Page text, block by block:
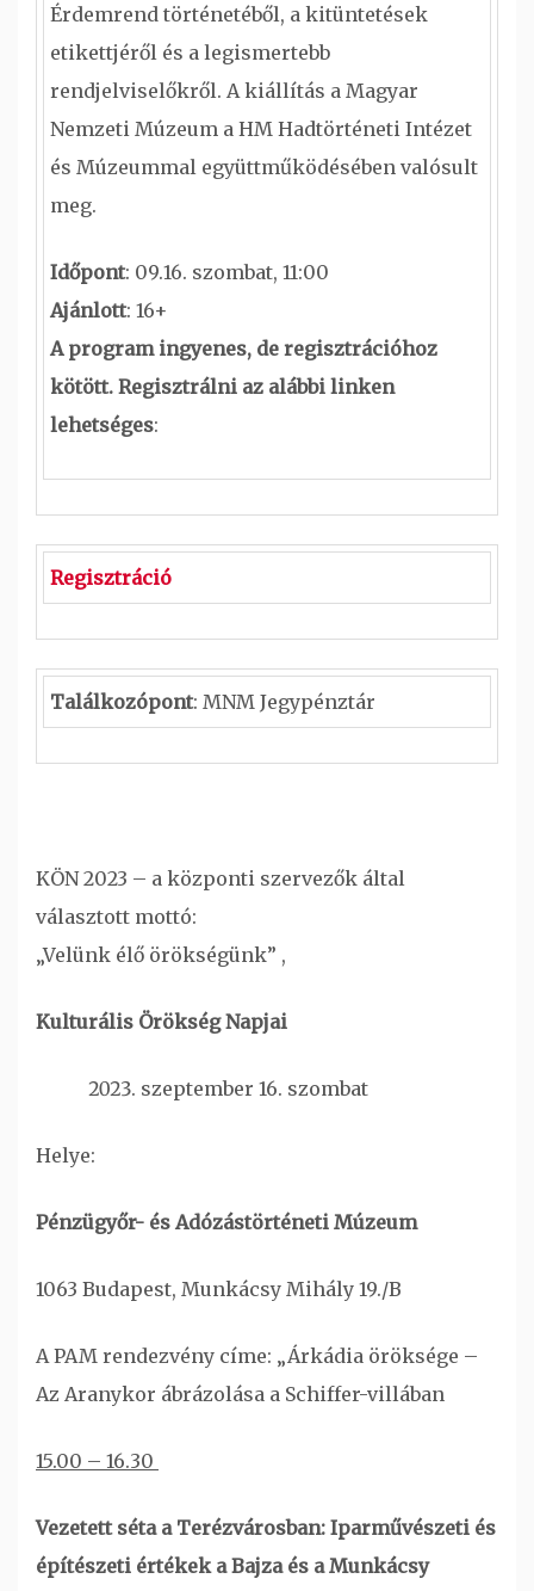
Érdemrend történetéből, a kitüntetések
etikettjéről és a legismertebb
rendjelviselőkről. A kiállítás a Magyar
Nemzeti Múzeum a HM Hadtörténeti Intézet
és Múzeummal együttműködésében valósult
meg.
Időpont: 09.16. szombat, 11:00
Ajánlott: 16+
A program ingyenes, de regisztrációhoz
kötött. Regisztrálni az alábbi linken
lehetséges:
Regisztráció
Találkozópont: MNM Jegypénztár
KÖN 2023 – a központi szervezők által
választott mottó:
„Velünk élő örökségünk” ,
Kulturális Örökség Napjai
szeptember 16. szombat
Helye:
Pénzügyőr- és Adózástörténeti Múzeum
1063 Budapest, Munkácsy Mihály 19./B
A PAM rendezvény címe: „Árkádia öröksége –
Az Aranykor ábrázolása a Schiffer-villában
15.00 – 16.30
Vezetett séta a Terézvárosban: Iparművészeti és
építészeti értékek a Bajza és a Munkácsy